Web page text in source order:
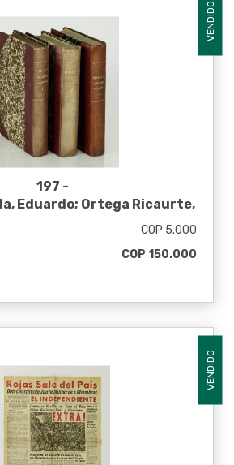
VENDIDO
197 -
Eduardo; Ortega Ricaurte,
del Archivo Nacional
COP 5.000
COP 150.000
VENDIDO